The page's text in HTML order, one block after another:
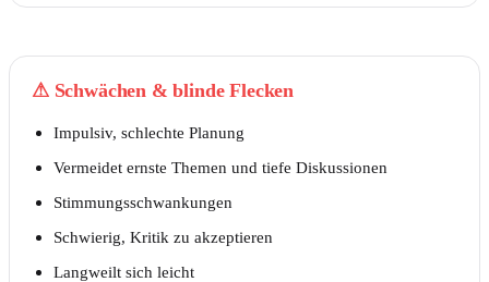
⚠ Schwächen & blinde Flecken
Impulsiv, schlechte Planung
Vermeidet ernste Themen und tiefe Diskussionen
Stimmungsschwankungen
Schwierig, Kritik zu akzeptieren
Langweilt sich leicht